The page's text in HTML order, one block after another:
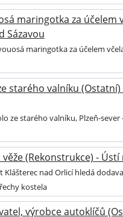
maringotka za účelem
Sázavou
maringotka za účelem
starého valníku (Ostatní)
ze starého valníku, Plzeň-sever
(Rekonstrukce) -
Klášterec nad Orlicí hledá
kostela
výrobce autoklíčů